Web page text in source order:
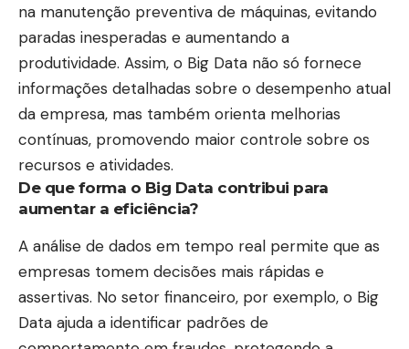
na manutenção preventiva de máquinas, evitando
paradas inesperadas e aumentando a
produtividade. Assim, o Big Data não só fornece
informações detalhadas sobre o desempenho atual
da empresa, mas também orienta melhorias
contínuas, promovendo maior controle sobre os
recursos e atividades.
De que forma o Big Data contribui para
aumentar a eficiência?
A análise de dados em tempo real permite que as
empresas tomem decisões mais rápidas e
assertivas. No setor financeiro, por exemplo, o Big
Data ajuda a identificar padrões de